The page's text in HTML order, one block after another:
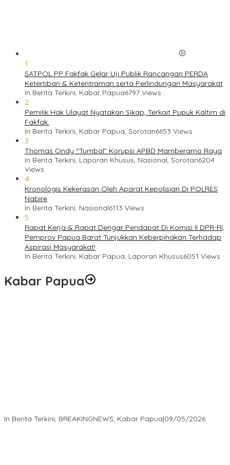
1
SATPOL PP Fakfak Gelar Uji Publik Rancangan PERDA
Ketertiban & Ketentraman serta Perlindungan Masyarakat
In Berita Terkini, Kabar Papua6797 Views
2
Pemilik Hak Ulayat Nyatakan Sikap, Terkait Pupuk Kaltim di
Fakfak.
In Berita Terkini, Kabar Papua, Sorotan6653 Views
3
Thomas Ondy “Tumbal” Korupsi APBD Mamberamo Raya
In Berita Terkini, Laporan Khusus, Nasional, Sorotan6204
Views
4
Kronologis Kekerasan Oleh Aparat Kepolisian Di POLRES
Nabire
In Berita Terkini, Nasional6113 Views
5
Rapat Kerja & Rapat Dengar Pendapat Di Komisi II DPR-RI,
Pemprov Papua Barat Tunjukkan Keberpihakan Terhadap
Aspirasi Masyarakat!
In Berita Terkini, Kabar Papua, Laporan Khusus6051 Views
Kabar Papua
In Berita Terkini, BREAKINGNEWS, Kabar Papua|09/05/2026